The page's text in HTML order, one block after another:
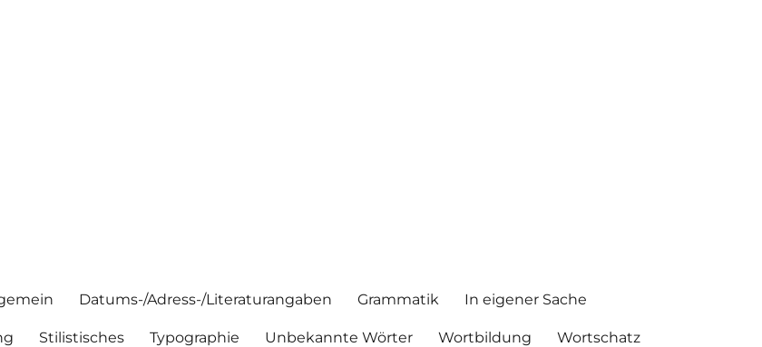
Datums-/Adress-/Literaturangaben Grammatik In eigener Sache
Stilistisches Typographie Unbekannte Wörter Wortbildung Wortschatz